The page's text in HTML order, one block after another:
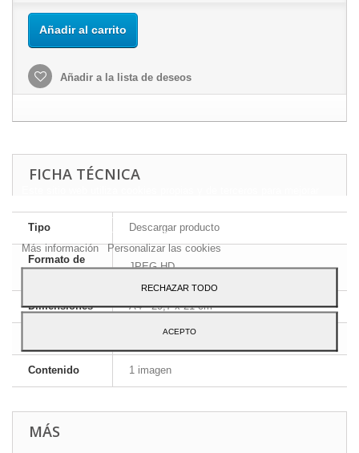
Añadir al carrito
Añadir a la lista de deseos
FICHA TÉCNICA
Tipo Descargar producto
Formato de
JPEG HD
Dimensiones A4 - 29,7 x 21 cm
Inglés y francés
Contenido 1 imagen
MÁS
preferencias mediante el análisis de sus hábitos de navegación.
Para dar su consentimiento sobre su uso pulse el botón Acepto.
Más información Personalizar las cookies
RECHAZAR TODO
ACEPTO